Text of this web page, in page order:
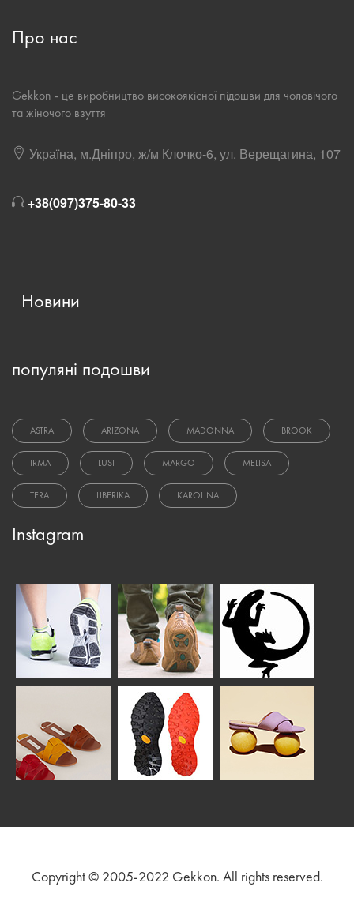
Про нас
Gekkon - це виробництво високоякісної підошви для чоловічого
та жіночого взуття
Україна, м.Дніпро, ж/м Клочко-6, ул. Верещагина, 107
+38(097)375-80-33
Новини
популяні подошви
ASTRA ARIZONA MADONNA BROOK
IRMA LUSI MARGO MELISA
TERA LIBERIKA KAROLINA
Instagram
Copyright © 2005-2022 Gekkon. All rights reserved.